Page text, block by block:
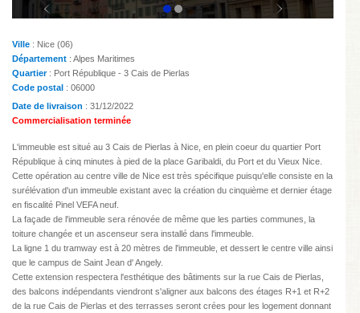
Ville : Nice (06)
Département : Alpes Maritimes
Quartier: Port République - 3 Cais de Pierlas
Code postal : 06000
Date de livraison : 31/12/2022
Commercialisation terminée
L'immeuble est situé au 3 Cais de Pierlas à Nice, en plein coeur du quartier Port
République à cinq minutes à pied de la place Garibaldi, du Port et du Vieux Nice.
Cette opération au centre ville de Nice est très spécifique puisqu'elle consiste en la
surélévation d'un immeuble existant avec la création du cinquième et dernier étage
en fiscalité Pinel VEFA neuf.
La façade de l'immeuble sera rénovée de même que les parties communes, la
toiture changée et un ascenseur sera installé dans l'immeuble.
La ligne 1 du tramway est à 20 mètres de l'immeuble, et dessert le centre ville ainsi
que le campus de Saint Jean d' Angely.
Cette extension respectera l'esthétique des bâtiments sur la rue Cais de Pierlas,
des balcons indépendants viendront s'aligner aux balcons des étages R+1 et R+2
de la rue Cais de Pierlas et des terrasses seront crées pour les logement donnant